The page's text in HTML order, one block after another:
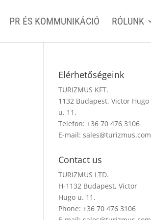
PR ÉS KOMMUNIKÁCIÓ RÓLUNK
Elérhetőségeink
TURIZMUS KFT.
1132 Budapest, Victor Hugo
u. 11.
Telefon: +36 70 476 3106
E-mail:sales@turizmus.com
Contact us
TURIZMUS LTD.
H-1132 Budapest, Victor
Hugo u. 11.
Phone: +36 70 476 3106